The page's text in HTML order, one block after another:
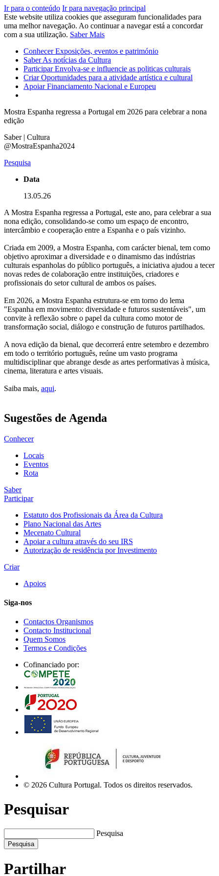
Ir para o conteúdo Ir para navegação principal
Este website utiliza cookies que asseguram funcionalidades para
uma melhor navegação. Ao continuar a navegar está a concordar
com a sua utilização. Saber Mais
ConhecerExposições, eventos e património
SaberAs notícias da Cultura
ParticiparEnvolva-se e influencie as politicas culturais
CriarOportunidades para a atividade artística e cultural
ApoiarFinanciamento Nacional e Europeu
Mostra Espanha regressa a Portugal em 2026 para celebrar a nona
edição
Saber | Cultura
@MostraEspanha2024
Pesquisa
Data
13.05.26
A Mostra Espanha regressa a Portugal, este ano, para celebrar a sua
nona edição, consolidando-se como um espaço de encontro,
intercâmbio e cooperação entre a Espanha e o país vizinho.
Criada em 2009, a Mostra Espanha, com carácter bienal, tem como
objetivo aproximar a diversidade e o dinamismo das indústrias
culturais espanholas do público português, a iniciativa ajudou a tecer
novas redes de colaboração entre instituições, criadores e
profissionais do setor cultural de ambos os países.
Em 2026, a Mostra Espanha estrutura-se em torno do lema
"Espanha em movimento: diversidade e futuros sustentáveis", um
convite à reflexão sobre o papel da cultura como motor de
transformação social, diálogo e construção de futuros partilhados.
A nova edição da bienal, que decorrerá entre setembro e dezembro
em todo o território português, reúne um vasto programa
multidisciplinar que abrange desde as artes performativas à música,
cinema, literatura e artes visuais.
Saiba mais, aqui.
Sugestões de Agenda
Conhecer
Locais
Eventos
Rota
Saber
Participar
Estatuto dos Profissionais da Área da Cultura
Plano Nacional das Artes
Mecenato Cultural
Apoiar a cultura através do seu IRS
Autorização de residência por Investimento
Criar
Apoios
Siga-nos
Contactos Organismos
Contacto Institucional
Quem Somos
Termos e Condições
Cofinanciado por:
© 2026 Cultura Portugal. Todos os direitos reservados.
Pesquisar
Pesquisa
Pesquisa
Partilhar